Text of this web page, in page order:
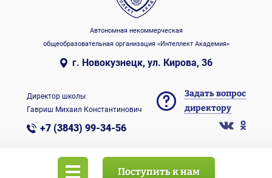
Автономная некоммерческая
общеобразовательная организация «Интеллект Академия»
г. Новокузнецк, ул. Кирова, 36
Директор школы
Гавриш Михаил Константинович
+7 (3843) 99-34-56
Задать вопрос
директору
Поступить к нам